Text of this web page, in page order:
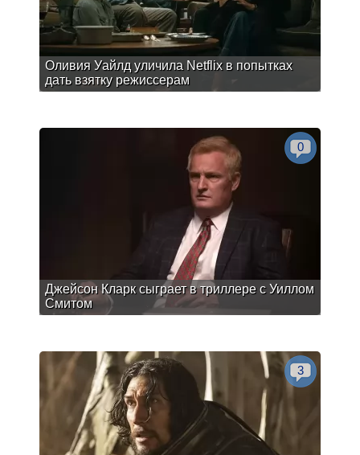
Оливия Уайлд уличила Netflix в попытках
дать взятку режиссерам
Джейсон Кларк сыграет в триллере с Уиллом
Смитом
0
3